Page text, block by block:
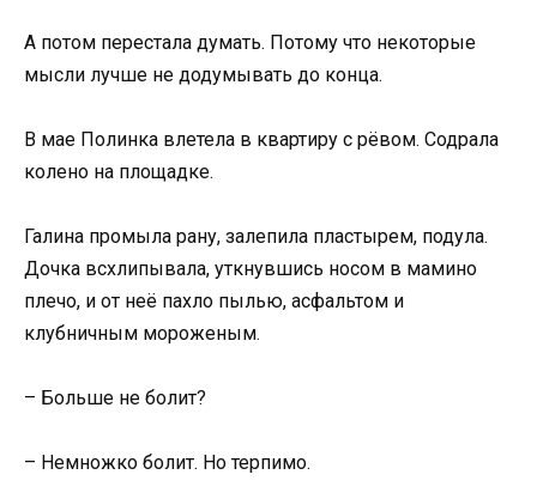
А потом перестала думать. Потому что некоторые
мысли лучше не додумывать до конца.
В мае Полинка влетела в квартиру с рёвом. Содрала
колено на площадке.
Галина промыла рану, залепила пластырем, подула.
Дочка всхлипывала, уткнувшись носом в мамино
плечо, и от неё пахло пылью, асфальтом и
клубничным мороженым.
– Больше не болит?
– Немножко болит. Но терпимо.